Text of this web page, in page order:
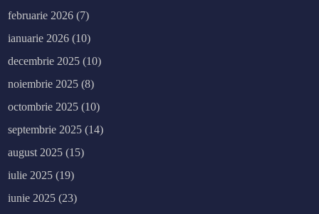
februarie 2026 (7)
ianuarie 2026 (10)
decembrie 2025 (10)
noiembrie 2025 (8)
octombrie 2025 (10)
septembrie 2025 (14)
august 2025 (15)
iulie 2025 (19)
iunie 2025 (23)